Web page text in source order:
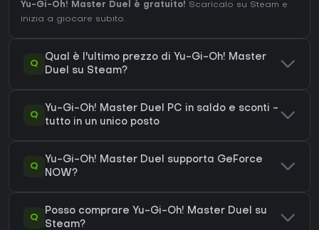
Yu-Gi-Oh! Master Duel è gratuito! Scaricalo su Steam e
inizia a giocare subito.
Q
Qual è l'ultimo prezzo di Yu-Gi-Oh! Master
Duel su Steam?
Q
Yu-Gi-Oh! Master Duel PC in saldo e sconti -
tutto in un unico posto
Q
Yu-Gi-Oh! Master Duel supporta GeForce
NOW?
Q
Posso comprare Yu-Gi-Oh! Master Duel su
Steam?